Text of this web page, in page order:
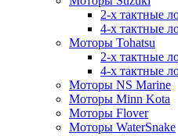
2-х тактные
4-х тактные
Моторы Tohatsu
2-х тактные
4-х тактные
Моторы NS Marine
Моторы Minn Kota
Моторы Flover
Моторы WaterSnake